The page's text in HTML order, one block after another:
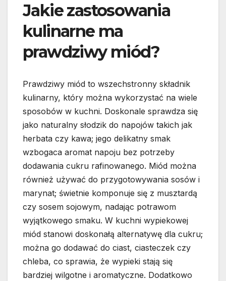
Jakie zastosowania
kulinarne ma
prawdziwy miód?
Prawdziwy miód to wszechstronny składnik
kulinarny, który można wykorzystać na wiele
sposobów w kuchni. Doskonale sprawdza się
jako naturalny słodzik do napojów takich jak
herbata czy kawa; jego delikatny smak
wzbogaca aromat napoju bez potrzeby
dodawania cukru rafinowanego. Miód można
również używać do przygotowywania sosów i
marynat; świetnie komponuje się z musztardą
czy sosem sojowym, nadając potrawom
wyjątkowego smaku. W kuchni wypiekowej
miód stanowi doskonałą alternatywę dla cukru;
można go dodawać do ciast, ciasteczek czy
chleba, co sprawia, że wypieki stają się
bardziej wilgotne i aromatyczne. Dodatkowo